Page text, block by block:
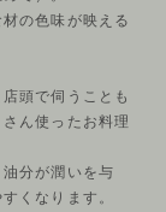
の色味が映える
頭で伺うことも
ん使ったお料理
分が潤いを与
くなります。